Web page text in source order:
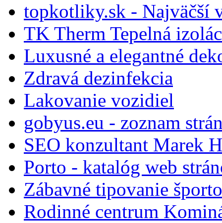
topkotliky.sk - Najväčší
TK Therm Tepelná
Luxusné a elegantné
Zdravá dezinfekcia
Lakovanie vozidiel
gobyus.eu - zoznam
SEO konzultant Marek
Porto - katalóg web
Zábavné tipovanie
Rodinné centrum